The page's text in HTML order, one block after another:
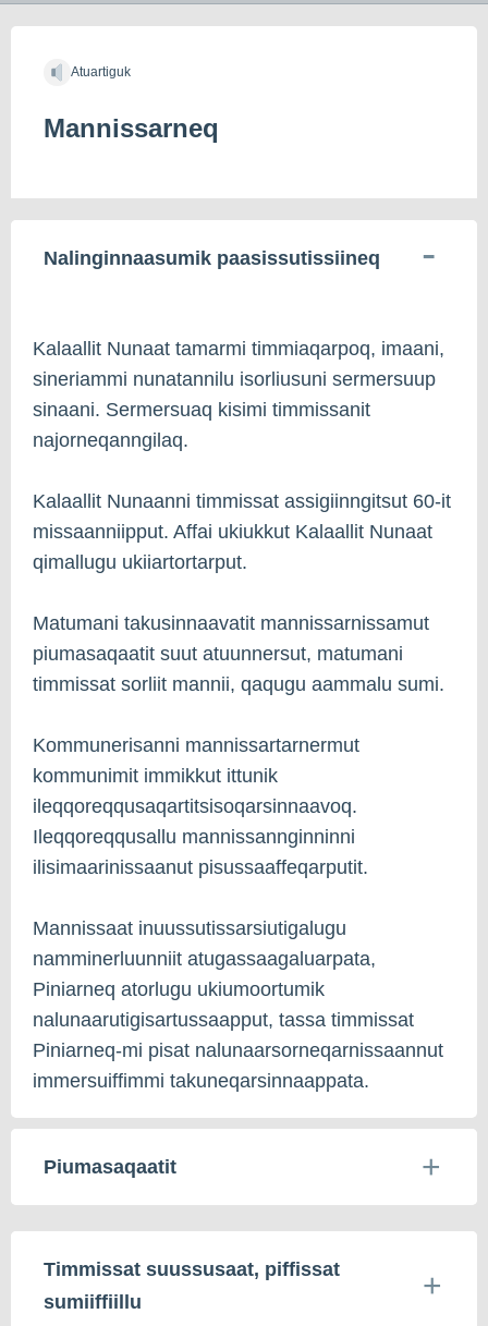
Atuartiguk
Mannissarneq
Nalinginnaasumik paasissutissiineq
Kalaallit Nunaat tamarmi timmiaqarpoq, imaani,
sineriammi nunatannilu isorliusuni sermersuup
sinaani. Sermersuaq kisimi timmissanit
najorneqanngilaq.
Kalaallit Nunaanni timmissat assigiinngitsut 60-it
missaanniipput. Affai ukiukkut Kalaallit Nunaat
qimallugu ukiiartortarput.
Matumani takusinnaavatit mannissarnissamut
piumasaqaatit suut atuunnersut, matumani
timmissat sorliit mannii, qaqugu aammalu sumi.
Kommunerisanni mannissartarnermut
kommunimit immikkut ittunik
ileqqoreqqusaqartitsisoqarsinnaavoq.
Ileqqoreqqusallu mannissannginninni
ilisimaarinissaanut pisussaaffeqarputit.
Mannissaat inuussutissarsiutigalugu
namminerluunniit atugassaagaluarpata,
Piniarneq atorlugu ukiumoortumik
nalunaarutigisartussaapput, tassa timmissat
Piniarneq-mi pisat nalunaarsorneqarnissaannut
immersuiffimmi takuneqarsinnaappata.
Piumasaqaatit
Timmissat suussusaat, piffissat
sumiiffiillu